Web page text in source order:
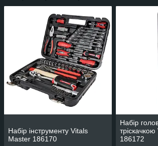
Набір інструменту Vitals
Master 186170
Набір
186172